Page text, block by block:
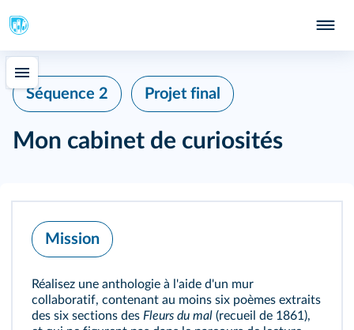
Séquence 2 Projet final
Mon cabinet de curiosités
Mission
Réalisez une anthologie à l'aide d'un mur
collaboratif, contenant au moins six poèmes extraits
des six sections des Fleurs du mal (recueil de 1861),